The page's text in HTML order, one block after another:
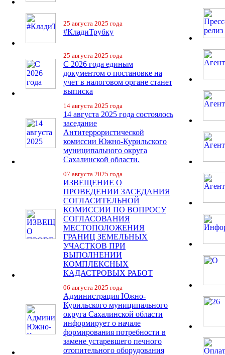
25 августа 2025 года
#КладиТрубку
25 августа 2025 года
С 2026 года единым
документом о постановке на
учет в налоговом органе станет
выписка
14 августа 2025 года
14 августа 2025 года состоялось
заседание
Антитеррористической
комиссии Южно-Курильского
муниципального округа
Сахалинской области.
07 августа 2025 года
ИЗВЕЩЕНИЕ О
ПРОВЕДЕНИИ ЗАСЕДАНИЯ
СОГЛАСИТЕЛЬНОЙ
КОМИССИИ ПО ВОПРОСУ
СОГЛАСОВАНИЯ
МЕСТОПОЛОЖЕНИЯ
ГРАНИЦ ЗЕМЕЛЬНЫХ
УЧАСТКОВ ПРИ
ВЫПОЛНЕНИИ
КОМПЛЕКСНЫХ
КАДАСТРОВЫХ РАБОТ
06 августа 2025 года
Администрация Южно-
Курильского муниципального
округа Сахалинской области
информирует о начале
формирования потребности в
замене устаревшего печного
отопительного оборудования